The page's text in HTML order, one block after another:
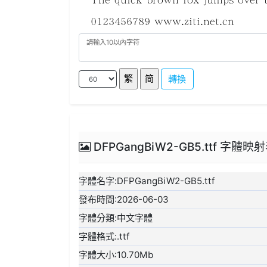
轉換
DFPGangBiW2-GB5.ttf 字體映
字體名字:DFPGangBiW2-GB5.ttf
發布時間:2026-06-03
字體分類:中文字體
字體格式:.ttf
字體大小:10.70Mb